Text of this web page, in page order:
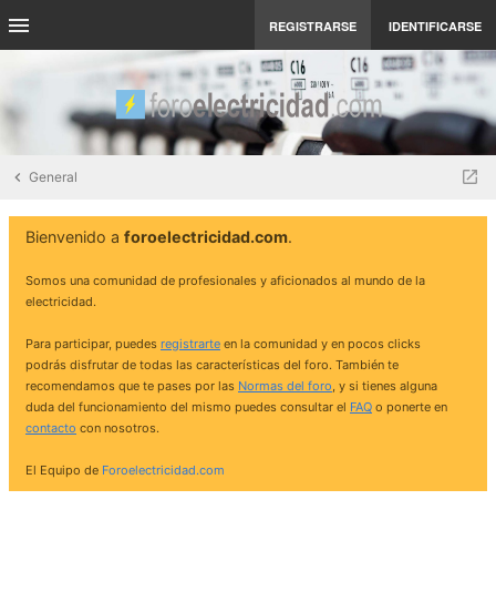
REGISTRARSE IDENTIFICARSE
General
Bienvenido a foroelectricidad.com.
Somos una comunidad de profesionales y aficionados al mundo de la
electricidad.
Para participar, puedes registrarte en la comunidad y en pocos clicks
podrás disfrutar de todas las características del foro. También te
recomendamos que te pases por las Normas del foro, y si tienes alguna
duda del funcionamiento del mismo puedes consultar el FAQ o ponerte en
contacto con nosotros.
El Equipo de Foroelectricidad.com